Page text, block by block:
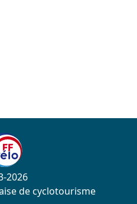
2026
de cyclotourisme